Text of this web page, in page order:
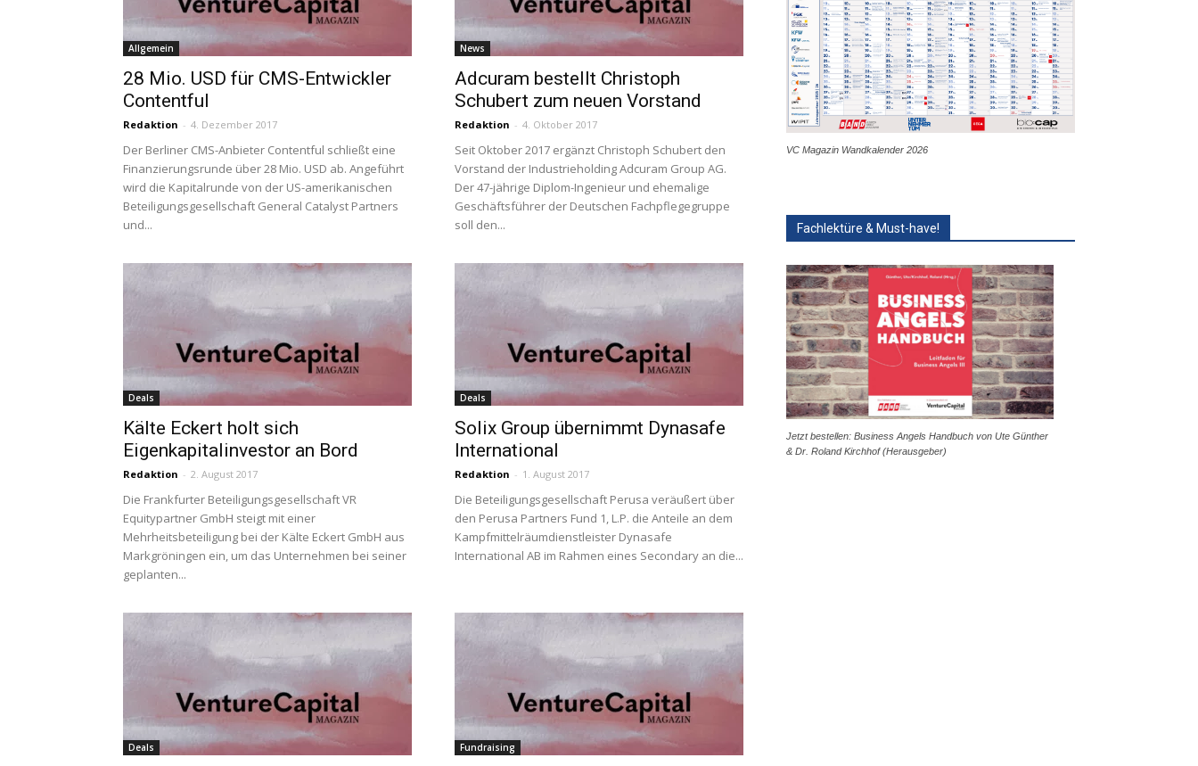
Allgemein
28 Mio. USD für CMS-Entwickler
Contentful
Redaktion - 4. Dezember 2017
Der Berliner CMS-Anbieter Contentful schließt eine
Finanzierungsrunde über 28 Mio. USD ab. Angeführt
wird die Kapitalrunde von der US-amerikanischen
Beteiligungsgesellschaft General Catalyst Partners
und...
News
Adcuram bestellt Christoph
Schubert zum neuen Vorstand
Redaktion - 4. Oktober 2017
Seit Oktober 2017 ergänzt Christoph Schubert den
Vorstand der Industrieholding Adcuram Group AG.
Der 47-jährige Diplom-Ingenieur und ehemalige
Geschäftsführer der Deutschen Fachpflegegruppe
soll den...
Deals
Kälte Eckert holt sich
Eigenkapitalinvestor an Bord
Redaktion - 2. August 2017
Die Frankfurter Beteiligungsgesellschaft VR
Equitypartner GmbH steigt mit einer
Mehrheitsbeteiligung bei der Kälte Eckert GmbH aus
Markgröningen ein, um das Unternehmen bei seiner
geplanten...
Deals
Solix Group übernimmt Dynasafe
International
Redaktion - 1. August 2017
Die Beteiligungsgesellschaft Perusa veräußert über
den Perusa Partners Fund 1, L.P. die Anteile an dem
Kampfmittelräumdienstleister Dynasafe
International AB im Rahmen eines Secondary an die...
Deals Fundraising
VC Magazin Wandkalender 2026
Fachlektüre & Must-have!
Jetzt bestellen: Business Angels Handbuch von Ute Günther
& Dr. Roland Kirchhof (Herausgeber)